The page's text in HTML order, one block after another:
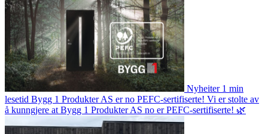
Nyheiter 1 min
lesetid Bygg 1 Produkter AS er no PEFC-sertifiserte! Vi er stolte av
å kunngjere at Bygg 1 Produkter AS no er PEFC-sertifiserte! 🌿